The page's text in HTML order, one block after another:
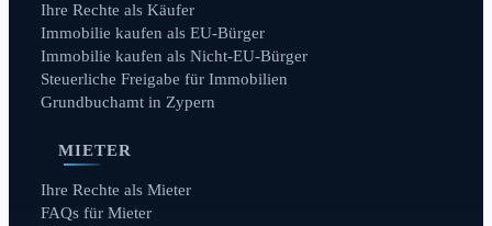
Ihre Rechte als Käufer
Immobilie kaufen als EU-Bürger
Immobilie kaufen als Nicht-EU-Bürger
Steuerliche Freigabe für Immobilien
Grundbuchamt in Zypern
MIETER
Ihre Rechte als Mieter
FAQs für Mieter